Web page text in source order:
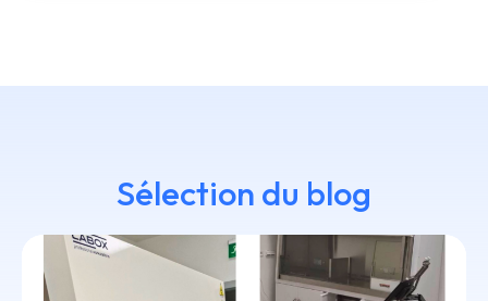
Sélection du blog